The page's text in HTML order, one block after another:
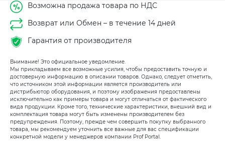
Возможна продажа товара по НДС
Возврат или Обмен – в течение 14 дней
Гарантия от производителя
Внимание! Это официальное уведомление.
Мы прикладываем все возможные усилия, чтобы предоставить точную и
достоверную информацию в описании товаров. Однако, следует отметить,
что источником этой информации является производитель или
дистрибьютор оборудования, и поэтому изображения предоставлены
исключительно как примеры товара и могут отличаться от фактического
вида продукции. Кроме того, технические характеристики, внешний вид и
комплектация товара могут быть изменены производителем без
предупреждения. Поэтому, прежде чем совершить покупку выбранного
товара, мы рекомендуем уточнить все важные для вас спецификации
конкретной модели у менеджеров компании Prof Portal.